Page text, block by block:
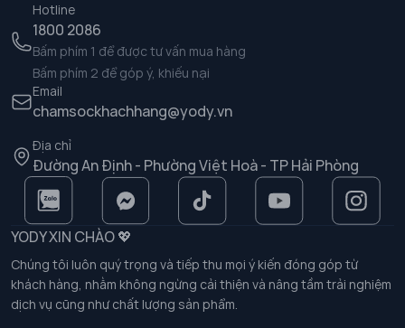
Hotline
1800 2086
Bấm phím 1 để được tư vấn mua hàng
Bấm phím 2 để góp ý, khiếu nại
Email
chamsockhachhang@yody.vn
Địa chỉ
Đường An Định - Phường Việt Hoà - TP Hải Phòng
YODY XIN CHÀO 💖
Chúng tôi luôn quý trọng và tiếp thu mọi ý kiến đóng góp từ
khách hàng, nhằm không ngừng cải thiện và nâng tầm trải nghiệm
dịch vụ cũng như chất lượng sản phẩm.